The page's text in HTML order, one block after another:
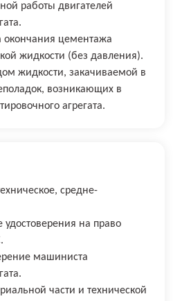
работы двигателей
цементажа
жидкости (без давления).
жидкости, закачиваемой в
возникающих в
агрегата.
средне-
на право
машиниста
части и технической